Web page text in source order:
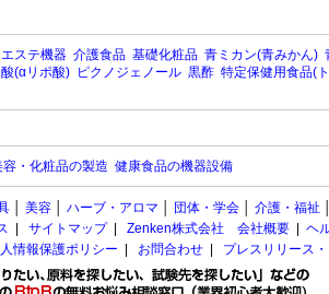
エステ機器 介護食品 基礎化粧品 青ミカン(青みかん)
(αリポ酸) ピクノジェノール 黒酢 特定保健用食品(
容・化粧品の製造 健康食品の機器設備
美容 ハーブ・アロマ 団体・学会 介護・福祉
サイトマップ| Zenken株式会社 会社概要
ヘ
情報保護ポリシー お問合わせ プレスリリース